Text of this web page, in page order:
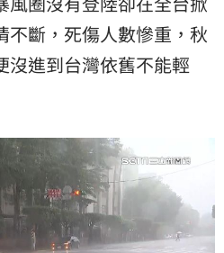
不斷，死傷人數慘重，秋
沒進到台灣依舊不能輕